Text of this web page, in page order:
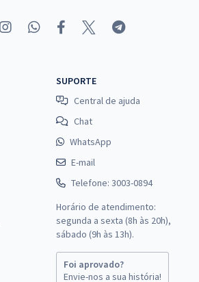
SUPORTE
Central de ajuda
Chat
WhatsApp
E-mail
Telefone: 3003-0894
Horário de atendimento:
segunda a sexta (8h às 20h),
sábado (9h às 13h).
Foi aprovado?
Envie-nos a sua história!